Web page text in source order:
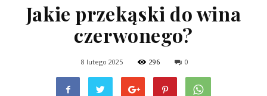
Jakie przekąski do wina
czerwonego?
8 lutego 2025 296 0